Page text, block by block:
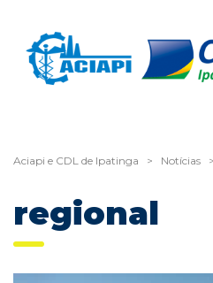
Aciapi e CDL de Ipatinga > Notícias >
regional